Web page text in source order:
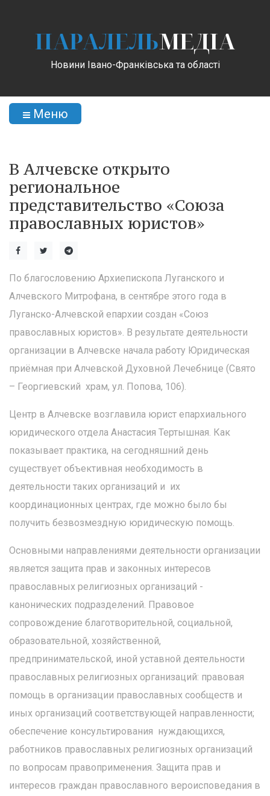
ПАРАЛЕЛЬМЕДІА
Новини Івано-Франківська та області
Меню
В Алчевске открыто
региональное
представительство «Союза
православных юристов»
По благословению Архиепископа Луганского и
Алчевского Митрофана, в сентябре этого года в
Луганско-Алчевской епархии создан «Союз
православных юристов». В результате деятельности
организации в Алчевске начала работу Юридическая
приёмная при Алчевской Духовной Лечебнице (Свято
– Георгиевский храм, ул. Попова, 106).
Центр в Алчевске возглавила юрист епархиального
юридического отдела Анастасия Тертышная. Как
показывает практика, на сегодняшний день
существует объективная необходимость в
деятельности таких организаций и их
координационных центрах, где можно было бы
получить безвозмездную юридическую помощь.
Основными направлениями деятельности организации
является защита прав и законных интересов
православных религиозных организаций -
канонических подразделений. Правовое
сопровождение благотворительной, социальной,
образовательной, хозяйственной,
предпринимательской, иной уставной деятельности
православных религиозных организаций: правовая
помощь в организации православных сообществ и
иных организаций соответствующей направленности;
обеспечение консультирования нуждающихся,
работников православных религиозных организаций
по вопросам правоприменения. Защита прав и
интересов граждан православного вероисповедания в